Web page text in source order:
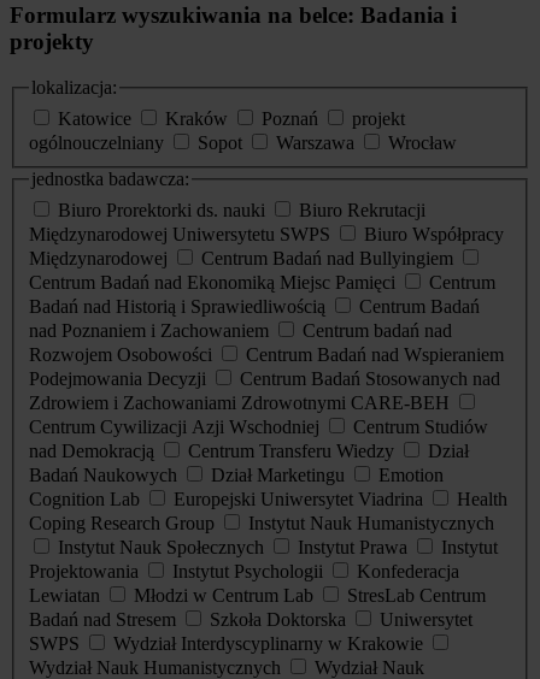
Formularz wyszukiwania na belce: Badania i
projekty
lokalizacja:
Katowice
Kraków Poznań
projekt
ogólnouczelniany
Sopot Warszawa
Wrocław
jednostka badawcza:
Biuro Prorektorki ds. nauki
Biuro Rekrutacji
Międzynarodowej Uniwersytetu SWPS
Biuro Współpracy
Międzynarodowej
Centrum Badań nad Bullyingiem
Centrum Badań nad Ekonomiką Miejsc Pamięci
Centrum
Badań nad Historią i Sprawiedliwością
Centrum Badań
nad Poznaniem i Zachowaniem
Centrum badań nad
Rozwojem Osobowości
Centrum Badań nad Wspieraniem
Podejmowania Decyzji
Centrum Badań Stosowanych nad
Zdrowiem i Zachowaniami Zdrowotnymi CARE-BEH
Centrum Cywilizacji Azji Wschodniej
Centrum Studiów
nad Demokracją
Centrum Transferu Wiedzy
Dział
Badań Naukowych
Dział Marketingu
Emotion
Cognition Lab
Europejski Uniwersytet Viadrina
Health
Coping Research Group
Instytut Nauk Humanistycznych
Instytut Nauk Społecznych
Instytut Prawa
Instytut
Projektowania
Instytut Psychologii
Konfederacja
Lewiatan
Młodzi w Centrum Lab
StresLab Centrum
Badań nad Stresem
Szkoła Doktorska
Uniwersytet
SWPS
Wydział Interdyscyplinarny w Krakowie
Wydział Nauk Humanistycznych
Wydział Nauk